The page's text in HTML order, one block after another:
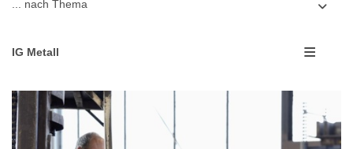
... nach Thema
IG Metall